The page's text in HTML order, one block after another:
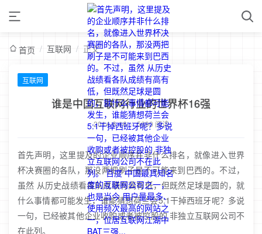
首页 / 互联网 / 正文
互联网
谁是中国互联网行业的世界杯16强
2014-6-16 / 5690 阅读
首先声明，这里提及的企业顺序并非什么排名，就像进入世界
杯决赛圈的各队，那没两把刷子是不可能来到巴西的。不过，
虽然 从历史战绩看各队成绩有高有低，但既然足球是圆的，就
什么事情都可能发生，谁能猜想荷兰会5:1干掉西班牙呢？多说
一句，已经被其他企业收购或者被控股的 非独立互联网公司不
在此列。